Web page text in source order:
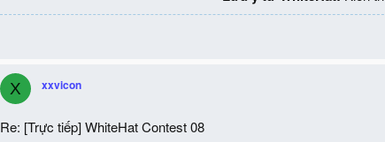
X xxvicon
Re: [Trực tiếp] WhiteHat Contest 08